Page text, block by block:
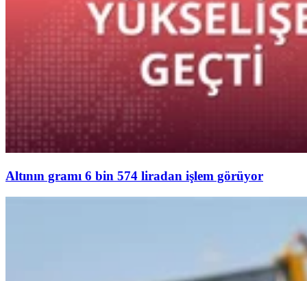
Altının gramı 6 bin 574 liradan işlem görüyor